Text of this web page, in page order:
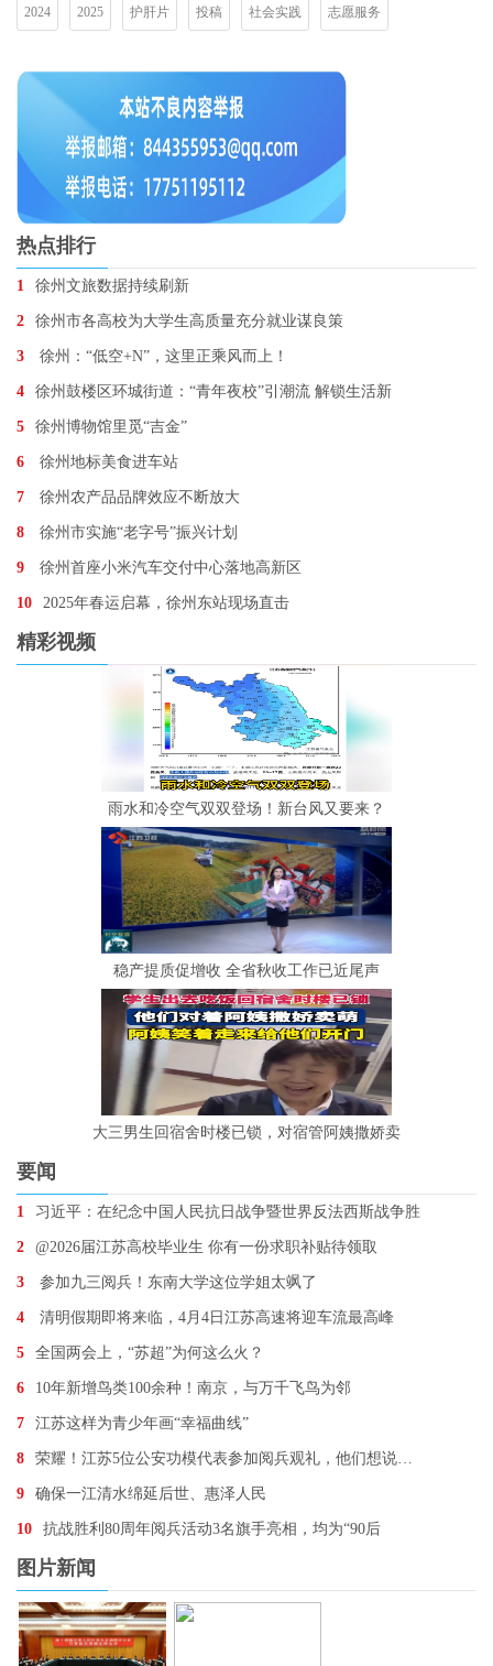
2024 2025 护肝片 投稿 社会实践 志愿服务
热点排行
1 徐州文旅数据持续刷新
2 徐州市各高校为大学生高质量充分就业谋良策
3 徐州：“低空+N”，这里正乘风而上！
4 徐州鼓楼区环城街道：“青年夜校”引潮流 解锁生活新
5 徐州博物馆里觅“吉金”
6 徐州地标美食进车站
7 徐州农产品品牌效应不断放大
8 徐州市实施“老字号”振兴计划
9 徐州首座小米汽车交付中心落地高新区
10 2025年春运启幕，徐州东站现场直击
精彩视频
雨水和冷空气双双登场！新台风又要来？
稳产提质促增收 全省秋收工作已近尾声
大三男生回宿舍时楼已锁，对宿管阿姨撒娇卖
要闻
1 习近平：在纪念中国人民抗日战争暨世界反法西斯战争胜
2 @2026届江苏高校毕业生 你有一份求职补贴待领取
3 参加九三阅兵！东南大学这位学姐太飒了
4 清明假期即将来临，4月4日江苏高速将迎车流最高峰
5 全国两会上，“苏超”为何这么火？
6 10年新增鸟类100余种！南京，与万千飞鸟为邻
7 江苏这样为青少年画“幸福曲线”
8 荣耀！江苏5位公安功模代表参加阅兵观礼，他们想说…
9 确保一江清水绵延后世、惠泽人民
10 抗战胜利80周年阅兵活动3名旗手亮相，均为“90后
图片新闻